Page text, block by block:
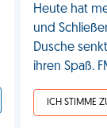
Heute hat
und
Dusche
ihren Spaß.